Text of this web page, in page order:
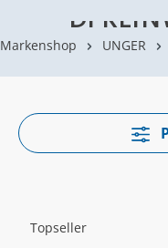
DI
Markenshop UNGER